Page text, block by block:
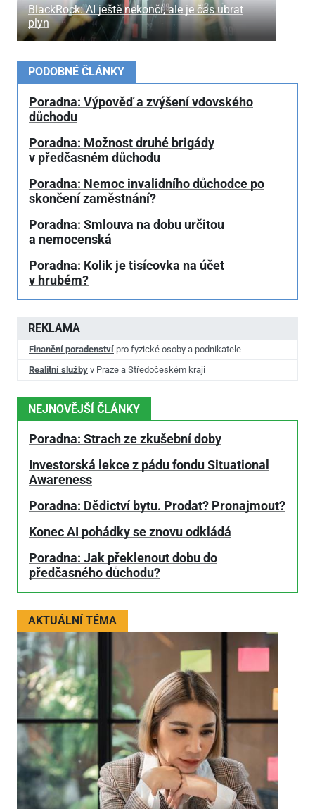
BlackRock: AI ještě nekončí, ale je čas ubrat
plyn
REKLAMA
Finanční poradenství pro fyzické osoby a podnikatele
Realitní služby v Praze a Středočeském kraji
NEJNOVĚJŠÍ ČLÁNKY
Poradna: Strach ze zkušební doby
Investorská lekce z pádu fondu Situational
Awareness
Poradna: Dědictví bytu. Prodat? Pronajmout?
Konec AI pohádky se znovu odkládá
Poradna: Jak překlenout dobu do
předčasného důchodu?
AKTUÁLNÍ TÉMA
PODOBNÉ ČLÁNKY
Poradna: Výpověď a zvýšení vdovského
důchodu
Poradna: Možnost druhé brigády
v předčasném důchodu
Poradna: Nemoc invalidního důchodce po
skončení zaměstnání?
Poradna: Smlouva na dobu určitou
a nemocenská
Poradna: Kolik je tisícovka na účet
v hrubém?